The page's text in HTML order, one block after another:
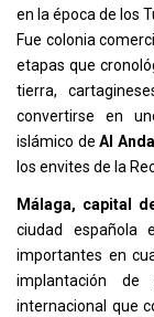
en la época de los
Fue colonia
etapas que
tierra,
convertirse en
islámico deAl
los envites de la
Málaga, capital
ciudad
importantes en
implantación de
internacional que